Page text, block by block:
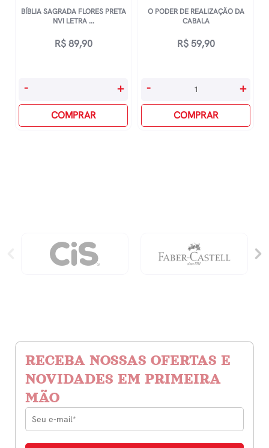
BÍBLIA SAGRADA FLORES PRETA
NVI LETRA ...
R$89,90
Bíblia
Preta
- +
COMPRAR
O PODER DE REALIZAÇÃO DA
CABALA
R$59,90
O
Realização
- +
COMPRAR
RECEBA NOSSAS OFERTAS E
NOVIDADES EM PRIMEIRA
MÃO